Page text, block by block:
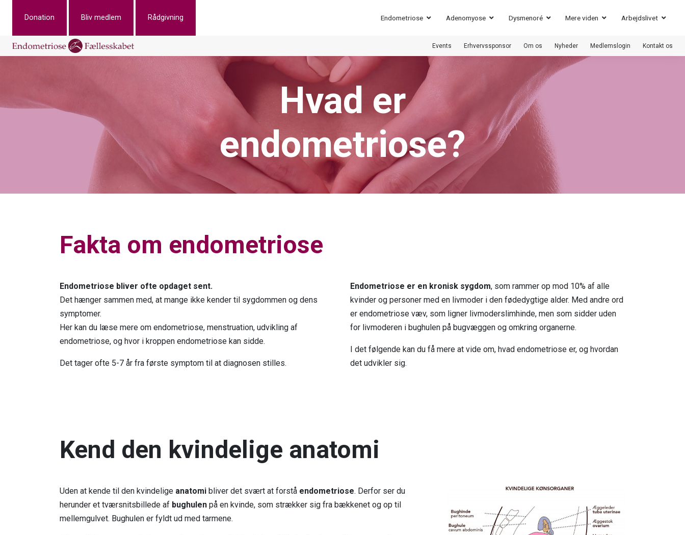
Endometriose Adenomyose Dysmenoré Mere viden Arbejdslivet
Donation Bliv medlem Rådgivning
Events Erhvervssponsor Om os Nyheder Medlemslogin Kontakt os
Hvad er
endometriose?
Fakta om endometriose
Endometriose bliver ofte opdaget sent.
Det hænger sammen med, at mange ikke kender til sygdommen og dens
symptomer.
Her kan du læse mere om endometriose, menstruation, udvikling af
endometriose, og hvor i kroppen endometriose kan sidde.
Det tager ofte 5-7 år fra første symptom til at diagnosen stilles.
Endometriose er en kronisk sygdom, som rammer op mod 10% af alle
kvinder og personer med en livmoder i den fødedygtige alder. Med andre ord
er endometriose væv, som ligner livmoderslimhinde, men som sidder uden
for livmoderen i bughulen på bugvæggen og omkring organerne.
I det følgende kan du få mere at vide om, hvad endometriose er, og hvordan
det udvikler sig.
Kend den kvindelige anatomi
Uden at kende til den kvindelige anatomi bliver det svært at forstå endometriose. Derfor ser du
herunder et tværsnitsbillede af bughulen på en kvinde, som strækker sig fra bækkenet og op til
mellemgulvet. Bughulen er fyldt ud med tarmene.